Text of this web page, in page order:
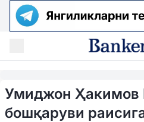
Умиджон Ҳакимов
бошқаруви